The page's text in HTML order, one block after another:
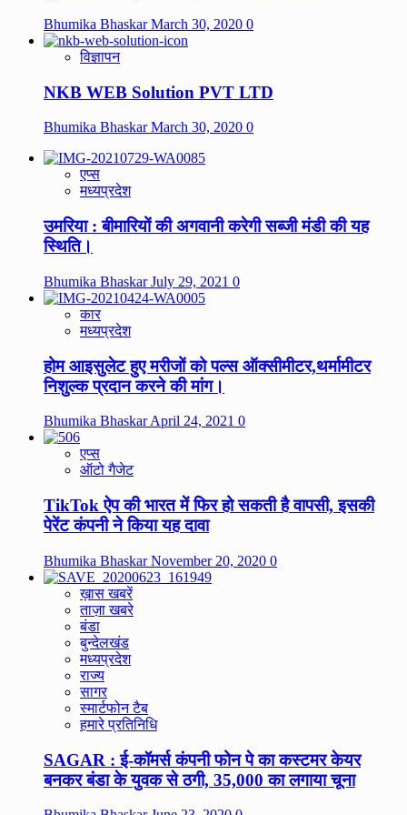
Bhumika BhaskarMarch 30, 2020 0
विज्ञापन
NKB WEB Solution PVT LTD
Bhumika BhaskarMarch 30, 2020 0
एप्स
मध्यप्रदेश
उमरिया : बीमारियों की अगवानी करेगी सब्जी मंडी की यह
स्थिति।
Bhumika BhaskarJuly 29, 2021 0
कार
मध्यप्रदेश
होम आइसुलेट हुए मरीजों को पल्स ऑक्सीमीटर,थर्मामीटर
निशुल्क प्रदान करने की मांग।
Bhumika BhaskarApril 24, 2021 0
एप्स
ऑटो गैजेट
TikTok ऐप की भारत में फिर हो सकती है वापसी, इसकी
पेरेंट कंपनी ने किया यह दावा
Bhumika BhaskarNovember 20, 2020 0
ख़ास खबरें
ताज़ा खबरे
बंडा
बुन्देलखंड
मध्यप्रदेश
राज्य
सागर
स्मार्टफोन टैब
हमारे प्रतिनिधि
SAGAR : ई-कॉमर्स कंपनी फोन पे का कस्टमर केयर
बनकर बंडा के युवक से ठगी, 35,000 का लगाया चूना